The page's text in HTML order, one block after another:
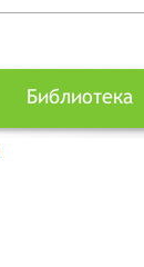
Библиотека